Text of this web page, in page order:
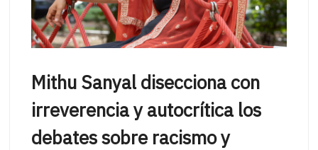
Mithu Sanyal disecciona con
irreverencia y autocrítica los
debates sobre racismo y